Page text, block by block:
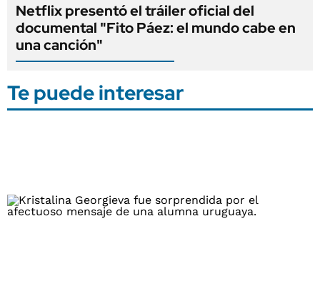
Netflix presentó el tráiler oficial del
documental "Fito Páez: el mundo cabe en
una canción"
Te puede interesar